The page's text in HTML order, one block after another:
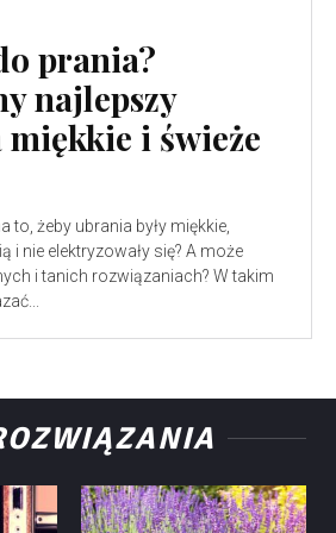
prania?
najlepszy
miękkie i świeże
to, żeby ubrania były miękkie,
i nie elektryzowały się? A może
i tanich rozwiązaniach? W takim